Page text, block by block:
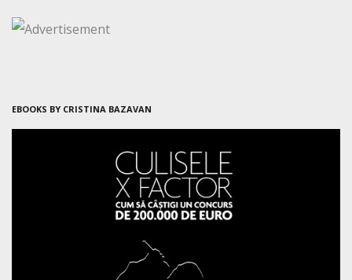
EBOOKS BY CRISTINA BAZAVAN